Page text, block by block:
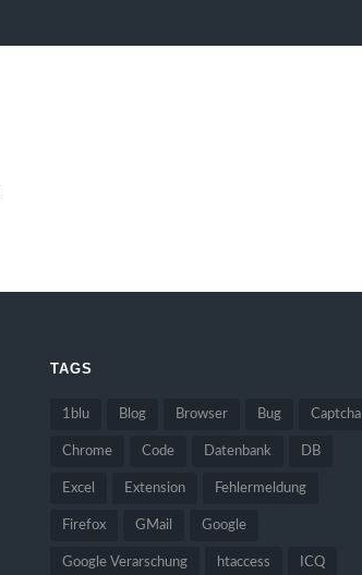
TAGS
1blu Blog Browser Bug Captcha
Chrome Code Datenbank DB
Excel Extension Fehlermeldung
Firefox GMail Google
Google Verarschung htaccess ICQ